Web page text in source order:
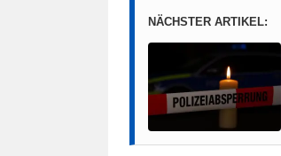
NÄCHSTER ARTIKEL: